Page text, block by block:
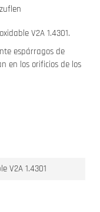
V2A 1.4301.
espárragos de
en los orificios de los
V2A 1.4301